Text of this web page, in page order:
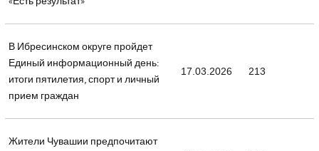
В Ибресинском округе пройдет
Единый информационный день:
итоги пятилетия, спорт и личный
прием граждан
17.03.2026 213
Жители Чувашии предпочитают